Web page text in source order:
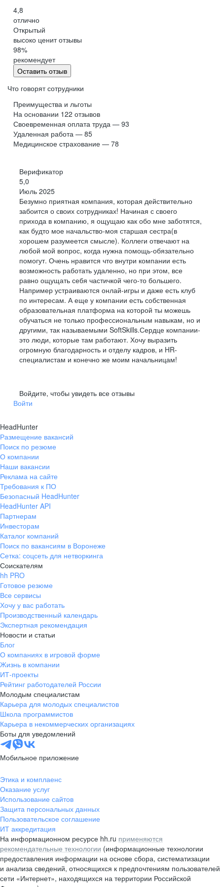
УЧИМСЯ С ИНТЕРЕСОМ
И в этом помогает корпоративная обучающая
платформа — получать новые знания в режиме онлайн!
Здесь можно прокачать эмоциональный интеллект
и когнитивные способности, развить управленческие
навыки, научиться расставлять приоритеты и выступать
публично, и многое другое. А ещё — прочитать
актуальные книги по различным тематикам
в корпоративной электронной библиотеке.
КУЛЬТУРА БЛАГОДАРНОСТИ
И ПРИЗНАНИЯ
Одно из наших приоритетных направлений — программа
признания. Ежеквартально мы рассказываем
об инновационных подходах к работе, делимся своим
опытом и опытом коллег, обмениваемся идеями
и мнениями! Номинироваться или номинировать своего
коллегу может любой сотрудник — для этого достаточно
описать сверхдостижение, WOW-решение или действие,
которое превзошли все ожидания, выходит за рамки его
ценностей компании!
ПОМНИМ О ВАЖНОМ
В своих сотрудниках мы прежде всего ценим искреннее
и доброе отношение к тем, кто нуждается в защите.
И поддерживаем этот подход! Наша команда —
постоянный участник благотворительных инициатив:
мы помогаем детям, оставшимся без попечения
родителей, и детям с ограниченными возможностями;
участвуем в патриотических мероприятиях и помогаем
Татьяна
Коммерческий директор
Август
2013
Июль
2017
2018
Декабрь
2018
Руководительконтакт-центра
Август
2019
Руководитель управления телефонных продаж
Июнь
2021
Директор по продажам
Март
2022
Коммерческий директор
Ведущий менеджер по работе с клиентами
Январь
2022
Руководитель отдела обучения, развития
Давид
Разработчик систем личных кабинетов
Январь
2020
Специалист отдела 1-й линии поддержки
2020
Младший тестировщик
2022
Тестировщик
Октябрь
2024
Разработчик систем личныхкабинетов
4,8
отлично
Открытый
высоко ценит отзывы
98%
рекомендует
Оставить отзыв
Что говорят сотрудники
Преимущества и льготы
На основании 122 отзывов
Своевременная оплата труда — 93
Удаленная работа — 85
Медицинское страхование — 78
Верификатор
5,0
Июль 2025
Безумно приятная компания, которая действительно
забоится о своих сотрудниках! Начиная с своего
прихода в компанию, я ощущаю как обо мне заботятся,
как будто мое начальство-моя старшая сестра(в
хорошем разумеется смысле). Коллеги отвечают на
любой мой вопрос, когда нужна помощь-обязательно
помогут. Очень нравится что внутри компании есть
возможность работать удаленно, но при этом, все
равно ощущать себя частичкой чего-то большего.
Например устраиваются онлай-игры и даже есть клуб
по интересам. А еще у компании есть собственная
образовательная платформа на которой ты можешь
обучаться не только профессиональным навыкам, но и
другими, так называемыми SoftSkills.Сердце компании-
это люди, которые там работают. Хочу выразить
огромную благодарность и отделу кадров, и HR-
специалистам и конечно же моим начальницам!
Войдите, чтобы увидеть все отзывы
Войти
HeadHunter
Размещение вакансий
Поиск по резюме
О компании
Наши вакансии
Реклама на сайте
Требования к ПО
Безопасный HeadHunter
HeadHunter API
Партнерам
Инвесторам
Каталог компаний
Поиск по вакансиям в Воронеже
Сетка: соцсеть для нетворкинга
Соискателям
hh PRO
Готовое резюме
Все сервисы
Хочу у вас работать
Производственный календарь
Экспертная рекомендация
Новости и статьи
Блог
О компаниях в игровой форме
Жизнь в компании
ИТ-проекты
Рейтинг работодателей России
Молодым специалистам
Карьера для молодых специалистов
Школа программистов
Карьера в некоммерческих организациях
Боты для уведомлений
Мобильное приложение
Этика и комплаенс
Оказание услуг
Использование сайтов
Защита персональных данных
Пользовательское соглашение
ИТ аккредитация
На информационном ресурсе hh.ru применяются
рекомендательные технологии (информационные технологии
предоставления информации на основе сбора, систематизации
и анализа сведений, относящихся к предпочтениям пользователей
сети «Интернет», находящихся на территории Российской